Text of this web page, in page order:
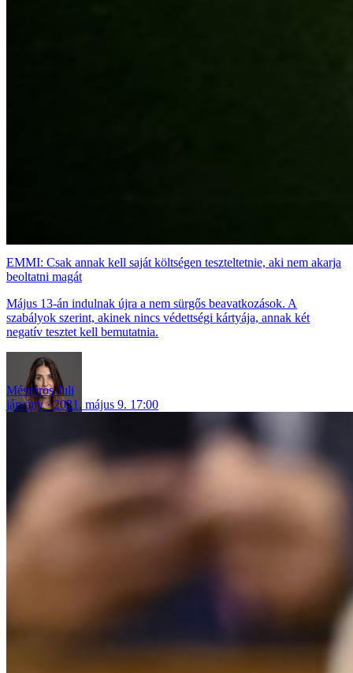
EMMI: Csak annak kell saját költségen teszteltetnie, aki nem akarja
beoltatni magát
Május 13-án indulnak újra a nem sürgős beavatkozások. A
szabályok szerint, akinek nincs védettségi kártyája, annak két
negatív tesztet kell bemutatnia.
Mészáros Juli
járvány
2021. május 9. 17:00